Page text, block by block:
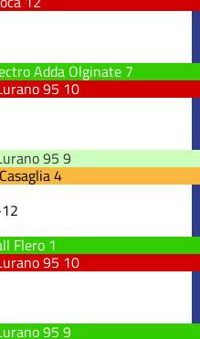
Adda Olginate 7
95 10
95 9
4
12
Flero 1
95 10
95 9